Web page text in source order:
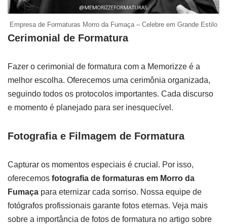
Empresa de Formaturas Morro da Fumaça – Celebre em Grande Estilo
Cerimonial de Formatura
Fazer o cerimonial de formatura com a Memorizze é a
melhor escolha. Oferecemos uma cerimônia organizada,
seguindo todos os protocolos importantes. Cada discurso
e momento é planejado para ser inesquecível.
Fotografia e Filmagem de Formatura
Capturar os momentos especiais é crucial. Por isso,
oferecemos fotografia de formaturas em Morro da
Fumaça para eternizar cada sorriso. Nossa equipe de
fotógrafos profissionais garante fotos eternas. Veja mais
sobre a importância de fotos de formatura no artigo sobre